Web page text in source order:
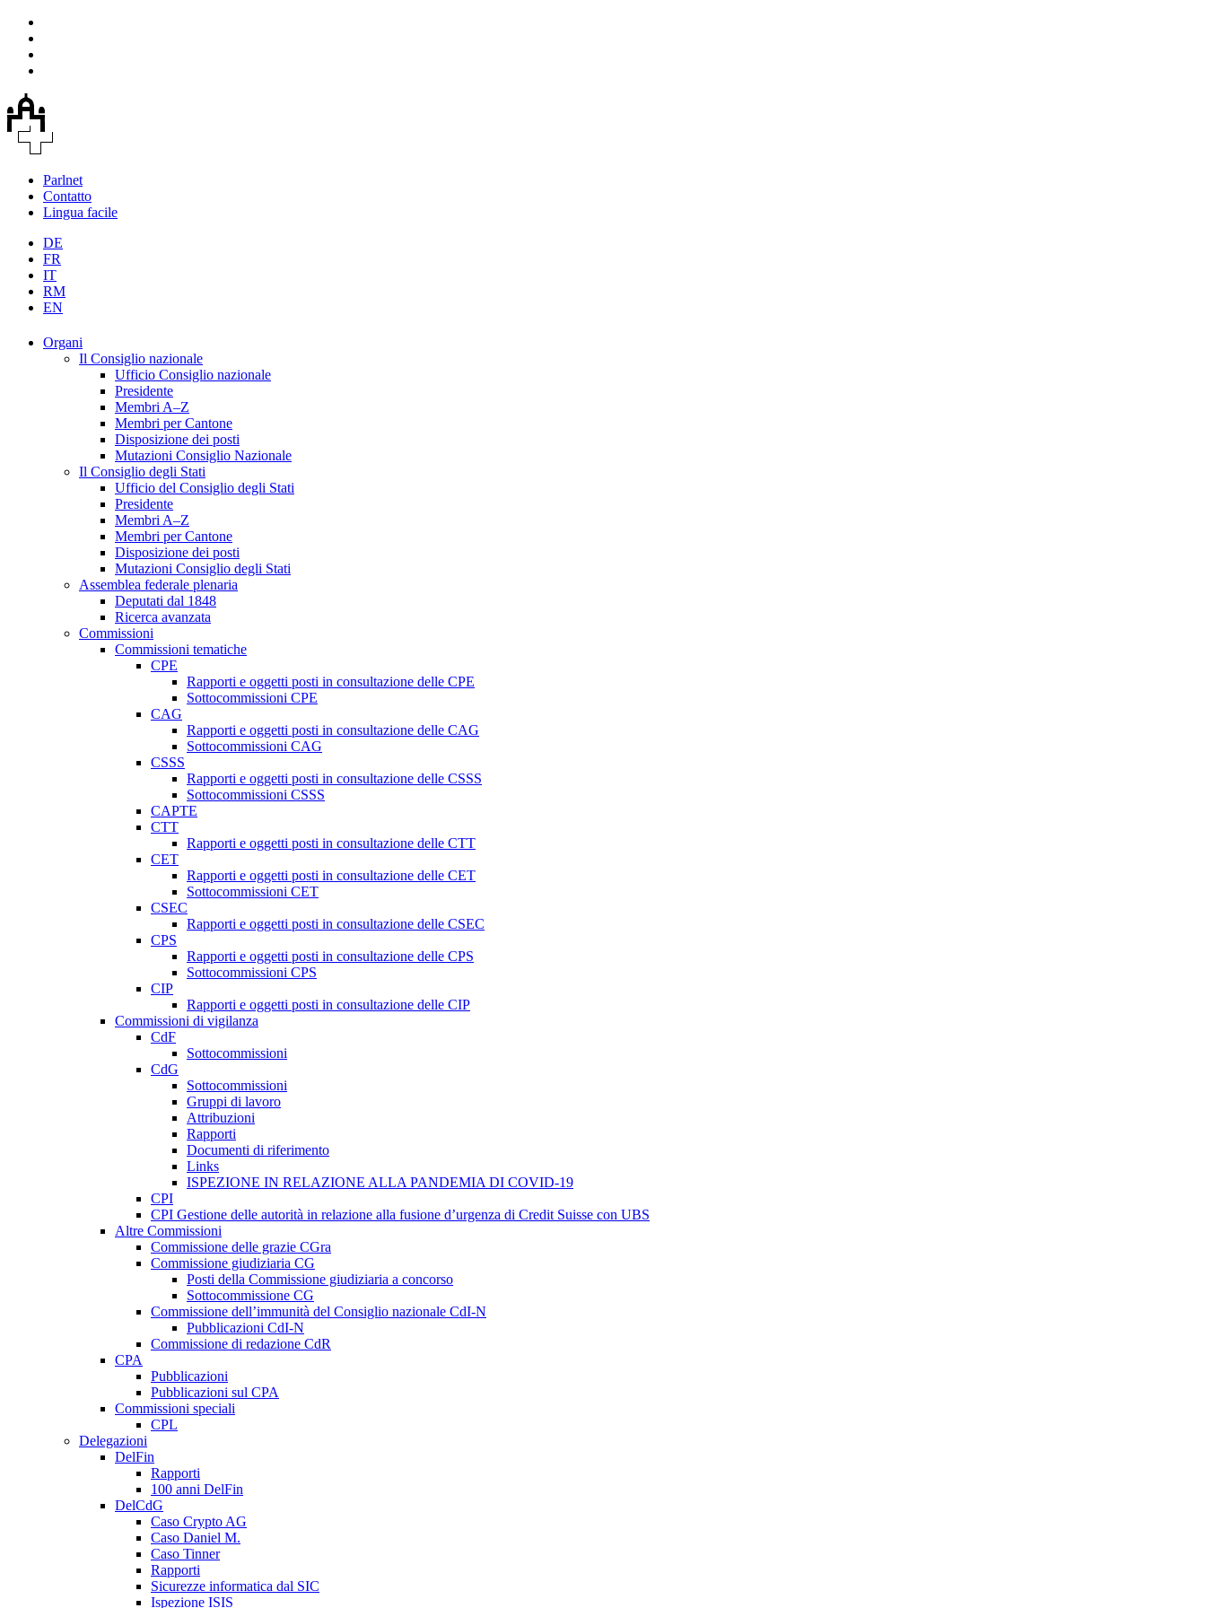
Parlnet
Contatto
Lingua facile
DE
FR
IT
RM
EN
Organi
Il Consiglio nazionale
Ufficio Consiglio nazionale
Presidente
Membri A–Z
Membri per Cantone
Disposizione dei posti
Mutazioni Consiglio Nazionale
Il Consiglio degli Stati
Ufficio del Consiglio degli Stati
Presidente
Membri A–Z
Membri per Cantone
Disposizione dei posti
Mutazioni Consiglio degli Stati
Assemblea federale plenaria
Deputati dal 1848
Ricerca avanzata
Commissioni
Commissioni tematiche
CPE
Rapporti e oggetti posti in consultazione delle CPE
Sottocommissioni CPE
CAG
Rapporti e oggetti posti in consultazione delle CAG
Sottocommissioni CAG
CSSS
Rapporti e oggetti posti in consultazione delle CSSS
Sottocommissioni CSSS
CAPTE
CTT
Rapporti e oggetti posti in consultazione delle CTT
CET
Rapporti e oggetti posti in consultazione delle CET
Sottocommissioni CET
CSEC
Rapporti e oggetti posti in consultazione delle CSEC
CPS
Rapporti e oggetti posti in consultazione delle CPS
Sottocommissioni CPS
CIP
Rapporti e oggetti posti in consultazione delle CIP
Commissioni di vigilanza
CdF
Sottocommissioni
CdG
Sottocommissioni
Gruppi di lavoro
Attribuzioni
Rapporti
Documenti di riferimento
Links
ISPEZIONE IN RELAZIONE ALLA PANDEMIA DI COVID-19
CPI
CPI Gestione delle autorità in relazione alla fusione d’urgenza di Credit Suisse con UBS
Altre Commissioni
Commissione delle grazie CGra
Commissione giudiziaria CG
Posti della Commissione giudiziaria a concorso
Sottocommissione CG
Commissione dell’immunità del Consiglio nazionale CdI-N
Pubblicazioni CdI-N
Commissione di redazione CdR
CPA
Pubblicazioni
Pubblicazioni sul CPA
Commissioni speciali
CPL
Delegazioni
DelFin
Rapporti
100 anni DelFin
DelCdG
Caso Crypto AG
Caso Daniel M.
Caso Tinner
Rapporti
Sicurezze informatica dal SIC
Ispezione ISIS